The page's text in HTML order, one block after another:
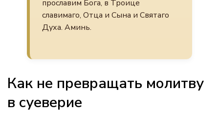
прославим Бога, в Троице
славимаго, Отца и Сына и Святаго
Духа. Аминь.
Как не превращать молитву
в суеверие